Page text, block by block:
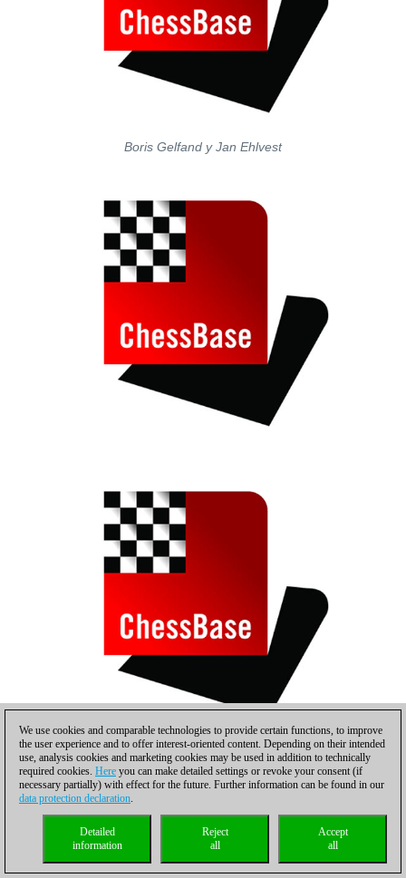
Boris Gelfand y Jan Ehlvest
We use cookies and comparable technologies to provide certain functions, to improve
the user experience and to offer interest-oriented content. Depending on their intended
use, analysis cookies and marketing cookies may be used in addition to technically
required cookies. Here you can make detailed settings or revoke your consent (if
necessary partially) with effect for the future. Further information can be found in our
data protection declaration.
Accept
all
Reject
all
Detailed
information